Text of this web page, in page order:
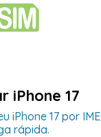
iPhone 17
iPhone 17 por
rápida.